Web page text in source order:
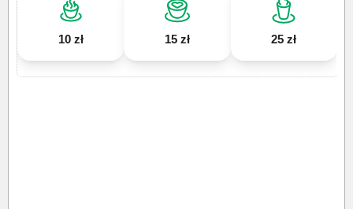
10 zł 15 zł 25 zł